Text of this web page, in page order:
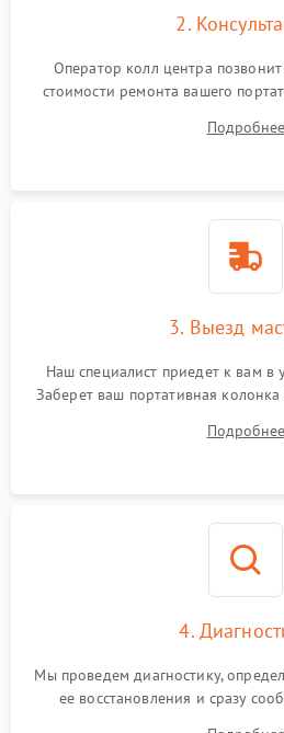
2.
Оператор колл центра
стоимости ремонта вашего
Подробнее
3. Выезд
Наш специалист приедет к вам в
Заберет ваш портативная
Подробнее
4.
Мы проведем диагностику,
ее восстановления и сразу